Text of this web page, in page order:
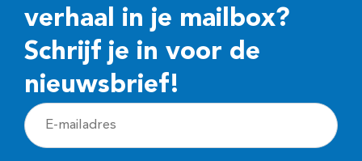
verhaal in je mailbox?
Schrijf je in voor de
nieuwsbrief!
E
-